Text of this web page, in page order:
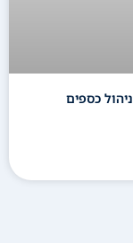
ניהול כספים